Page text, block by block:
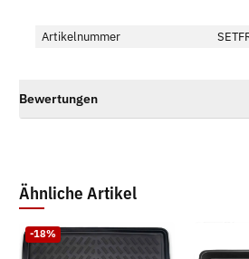
Artikelnummer
Bewertungen
Ähnliche Artikel
-18%